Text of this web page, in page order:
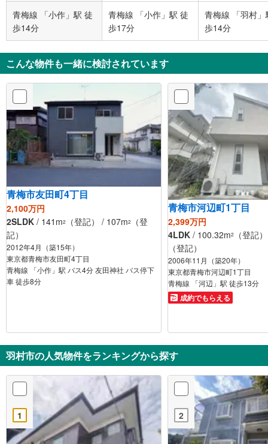
青梅線 「小作」駅 徒
歩14分
青梅線 「小作」駅 徒
歩17分
青梅線 「羽村」
歩14分
こんな物件も一緒に検討されています
青梅市友田町4丁目
2,100万円
2SLDK / 141m2 （登記） / 107m2
（登
記）
2012年4月（築15年）
東京都青梅市友田町4丁目
青梅線 「小作」駅 バス4分 友田神社 バス停下
車 徒歩8分
青梅市河辺町1丁目
2,399万円
4LDK / 100.32m2
（登記
（登記）
2006年11月（築20年）
東京都青梅市河辺町1丁目
青梅線 「河辺」駅 徒歩13分
成約でもらえる
羽村市の人気物件をランキングから探す
1 2